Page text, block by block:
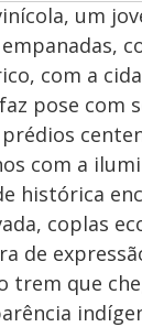
um
com a
pose com
com a
histórica
coplas
de
trem que